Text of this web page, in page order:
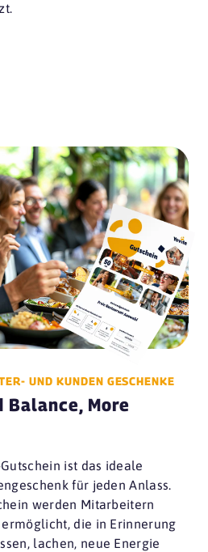
UND KUNDEN GESCHENKE
Balance, More
ist das ideale
für jeden Anlass.
werden Mitarbeitern
die in Erinnerung
lachen, neue Energie